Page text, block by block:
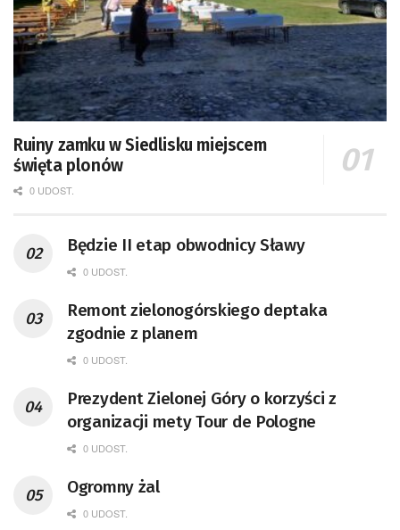
Ruiny zamku w Siedlisku miejscem
święta plonów
0 UDOST.
Będzie II etap obwodnicy Sławy
0 UDOST.
Remont zielonogórskiego deptaka
zgodnie z planem
0 UDOST.
Prezydent Zielonej Góry o korzyści z
organizacji mety Tour de Pologne
0 UDOST.
Ogromny żal
0 UDOST.